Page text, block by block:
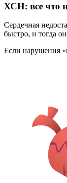
ХСН: все что
Сердечная
быстро, и тогда
Если нарушения